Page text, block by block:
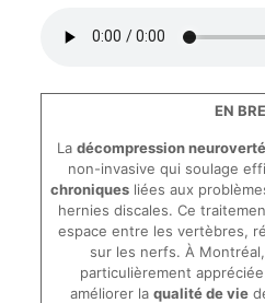
EN
Ladécompression
non-invasive qui soulage
chroniquesliées aux
hernies discales. Ce
espace entre les vertèbres,
sur les nerfs. À
particulièrement
améliorer laqualité de vie